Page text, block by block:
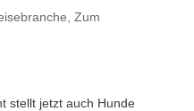
Zum
stellt jetzt auch Hunde